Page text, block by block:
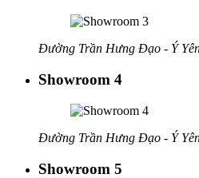
Đường Trần Hưng Đạo - Ý
Showroom 4
Đường Trần Hưng Đạo - Ý
Showroom 5